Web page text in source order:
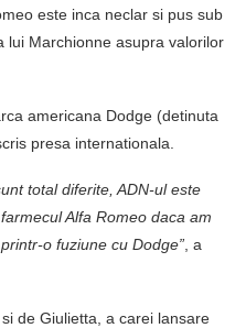
este inca neclar si pus sub
lui Marchionne asupra valorilor
americana Dodge (detinuta
presa internationala.
total diferite, ADN-ul este
Alfa Romeo daca am
o fuziune cu Dodge” , a
de Giulietta, a carei lansare